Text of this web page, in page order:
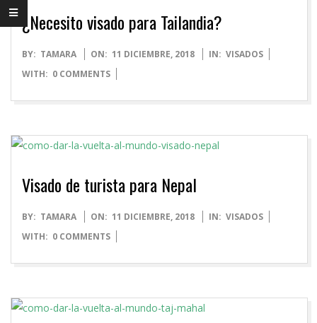
¿Necesito visado para Tailandia?
2018-
12-
BY: TAMARA ON: 11 DICIEMBRE, 2018 IN: VISADOS
WITH: 0 COMMENTS
Visado de turista para Nepal
2018-
12-
BY: TAMARA ON: 11 DICIEMBRE, 2018 IN: VISADOS
WITH: 0 COMMENTS